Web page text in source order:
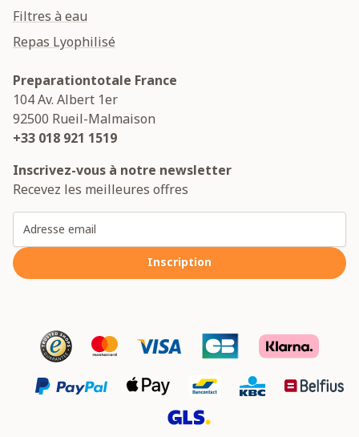
Filtres à eau
Repas Lyophilisé
Preparationtotale France
104 Av. Albert 1er
92500 Rueil-Malmaison
+33 018 921 1519
Inscrivez-vous à notre newsletter
Recevez les meilleures offres
Inscription